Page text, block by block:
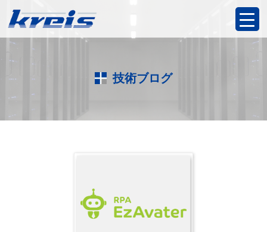
技術ブログ